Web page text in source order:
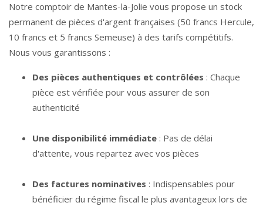
Notre comptoir de Mantes-la-Jolie vous propose un stock
permanent de pièces d'argent françaises (50 francs Hercule,
10 francs et 5 francs Semeuse) à des tarifs compétitifs.
Nous vous garantissons :
Des pièces authentiques et contrôlées : Chaque
pièce est vérifiée pour vous assurer de son
authenticité
Une disponibilité immédiate : Pas de délai
d'attente, vous repartez avec vos pièces
Des factures nominatives : Indispensables pour
bénéficier du régime fiscal le plus avantageux lors de